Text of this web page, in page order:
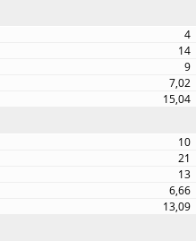
4
14
9
7,02
15,04
10
21
13
6,66
13,09